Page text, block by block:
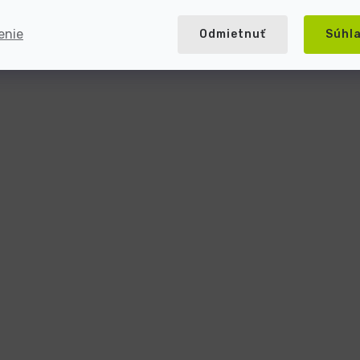
Odmietnuť